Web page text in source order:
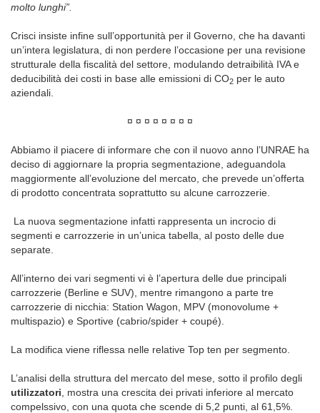
molto lunghi”.
Crisci insiste infine sull’opportunità per il Governo, che ha davanti
un’intera legislatura, di non perdere l’occasione per una revisione
strutturale della fiscalità del settore, modulando detraibilità IVA e
deducibilità dei costi in base alle emissioni di CO2 per le auto
aziendali.
¤ ¤ ¤ ¤ ¤ ¤ ¤ ¤
Abbiamo il piacere di informare che con il nuovo anno l’UNRAE ha
deciso di aggiornare la propria segmentazione, adeguandola
maggiormente all’evoluzione del mercato, che prevede un’offerta
di prodotto concentrata soprattutto su alcune carrozzerie.
La nuova segmentazione infatti rappresenta un incrocio di
segmenti e carrozzerie in un’unica tabella, al posto delle due
separate.
All’interno dei vari segmenti vi è l’apertura delle due principali
carrozzerie (Berline e SUV), mentre rimangono a parte tre
carrozzerie di nicchia: Station Wagon, MPV (monovolume +
multispazio) e Sportive (cabrio/spider + coupé).
La modifica viene riflessa nelle relative Top ten per segmento.
L’analisi della struttura del mercato del mese, sotto il profilo degli
utilizzatori , mostra una crescita dei privati inferiore al mercato
compelssivo, con una quota che scende di 5,2 punti, al 61,5%.